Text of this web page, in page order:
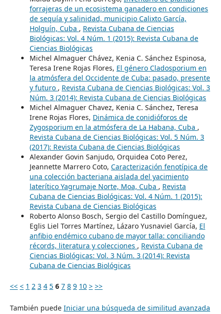
forrajeras de un ecosistema ganadero en condiciones
de sequía y salinidad, municipio Calixto García,
Holguín, Cuba , Revista Cubana de Ciencias
Biológicas: Vol. 4 Núm. 1 (2015): Revista Cubana de
Ciencias Biológicas
Michel Almaguer Chávez, Kenia C. Sánchez Espinosa,
Teresa Irene Rojas Flores, El género Cladosporium en
la atmósfera del Occidente de Cuba: pasado, presente
y futuro , Revista Cubana de Ciencias Biológicas: Vol. 3
Núm. 3 (2014): Revista Cubana de Ciencias Biológicas
Michel Almaguer Chavez, Kenia C. Sánchez, Teresa
Irene Rojas Flores, Dinámica de conidióforos de
Zygosporium en la atmósfera de La Habana, Cuba ,
Revista Cubana de Ciencias Biológicas: Vol. 5 Núm. 3
(2017): Revista Cubana de Ciencias Biológicas
Alexander Govin Sanjudo, Orquidea Coto Perez,
Jeannette Marrero Coto, Caracterización fenotípica de
una colección bacteriana aislada del yacimiento
laterítico Yagrumaje Norte, Moa, Cuba , Revista
Cubana de Ciencias Biológicas: Vol. 4 Núm. 1 (2015):
Revista Cubana de Ciencias Biológicas
Roberto Alonso Bosch, Sergio del Castillo Domínguez,
Eglis Liel Torres Martínez, Lázaro Yusnaviel García, El
anfibio endémico cubano de mayor talla: conciliando
récords, literatura y colecciones , Revista Cubana de
Ciencias Biológicas: Vol. 3 Núm. 3 (2014): Revista
Cubana de Ciencias Biológicas
<< < 1 2 3 4 5 6 7 8 9 10 > >>
También puede Iniciar una búsqueda de similitud avanzada